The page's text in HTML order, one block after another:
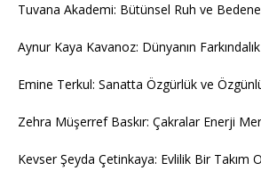
Tuvana Akademi: Bütünsel Ruh ve
Aynur Kaya Kavanoz: Dünyanın
Emine Terkul: Sanatta Özgürlük ve
Zehra Müşerref Baskır: Çakralar Enerji
Kevser Şeyda Çetinkaya: Evlilik Bir Takım